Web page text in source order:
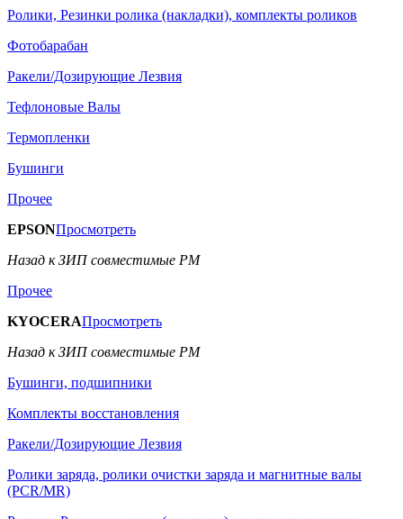
Ролики, Резинки ролика (накладки), комплекты роликов
Фотобарабан
Ракели/Дозирующие Лезвия
Тефлоновые Валы
Термопленки
Бушинги
Прочее
EPSONПросмотреть
Назад к ЗИП совместимые РМ
Прочее
KYOCERAПросмотреть
Назад к ЗИП совместимые РМ
Бушинги, подшипники
Комплекты восстановления
Ракели/Дозирующие Лезвия
Ролики заряда, ролики очистки заряда и магнитные валы
(PCR/MR)